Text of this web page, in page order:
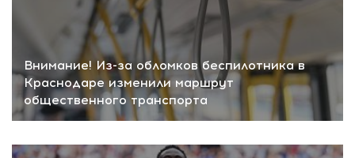
Внимание! Из-за обломков беспилотника в
Краснодаре изменили маршрут
общественного транспорта